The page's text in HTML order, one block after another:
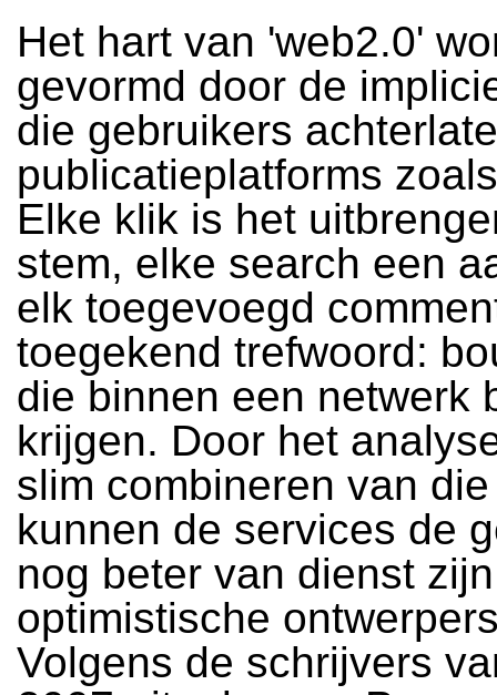
Het hart van 'web2.0'
gevormd door de
die gebruikers
publicatieplatforms
Elke klik is het
stem, elke search een
elk toegevoegd
toegekend trefwoord:
die binnen een netwerk
krijgen. Door het
slim combineren van
kunnen de services de
nog beter van dienst
optimistische
Volgens de schrijvers